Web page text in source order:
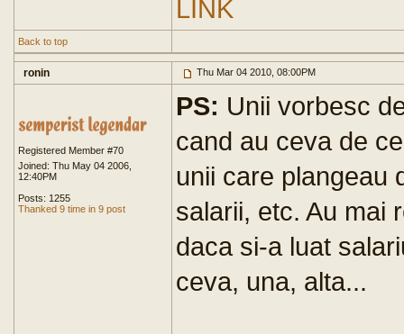
LINK
Back to top
ronin Thu Mar 04 2010, 08:00PM
Registered Member #70
Joined: Thu May 04 2006,
12:40PM
Posts: 1255
Thanked 9 time in 9 post
PS: Unii vorbesc
cand au ceva de
unii care plangeau
salarii, etc. Au mai
daca si-a luat
ceva, una, alta...